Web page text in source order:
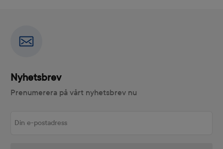
Nyhetsbrev
Prenumerera på vårt nyhetsbrev nu